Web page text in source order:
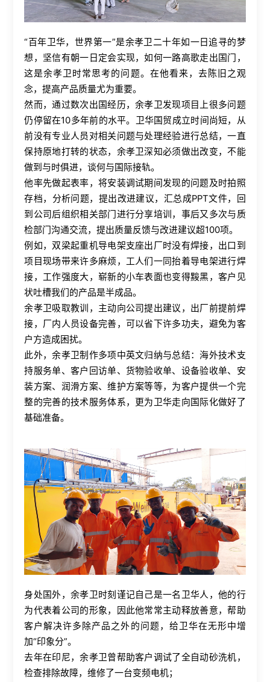
“百年卫华，世界第一”是余孝卫二十年如一日追寻的梦
想，坚信有朝一日定会实现，如何一路高歌走出国门，
这是余孝卫时常思考的问题。在他看来，去陈旧之观
念，提高产品质量尤为重要。
然而，通过数次出国经历，余孝卫发现项目上很多问题
仍停留在10多年前的水平。卫华国贸成立时间尚短，从
前没有专业人员对相关问题与处理经验进行总结，一直
保持原地打转的状态，余孝卫深知必须做出改变，不能
做到与时俱进，谈何与国际接轨。
他率先做起表率，将安装调试期间发现的问题及时拍照
存档，分析问题，提出改进建议，汇总成PPT文件，回
到公司后组织相关部门进行分享培训，事后又多次与质
检部门沟通交流，提出质量反馈与改进建议超100项。
例如，双梁起重机导电架支座出厂时没有焊接，出口到
项目现场带来许多麻烦，工人们一同抬着导电架进行焊
接，工作强度大，崭新的小车表面也变得黢黑，客户见
状吐槽我们的产品是半成品。
余孝卫吸取教训，主动向公司提出建议，出厂前提前焊
接，厂内人员设备完善，可以省下许多功夫，避免为客
户方造成困扰。
此外，余孝卫制作多项中英文归纳与总结：海外技术支
持服务单、客户回访单、货物验收单、设备验收单、安
装方案、润滑方案、维护方案等等，为客户提供一个完
整的完善的技术服务体系，更为卫华走向国际化做好了
基础准备。
身处国外，余孝卫时刻谨记自己是一名卫华人，他的行
为代表着公司的形象，因此他常常主动释放善意，帮助
客户解决许多除产品之外的问题，给卫华在无形中增
加“印象分”。
去年在印尼，余孝卫曾帮助客户调试了全自动砂洗机，
检查排除故障，维修了一台变频电机；